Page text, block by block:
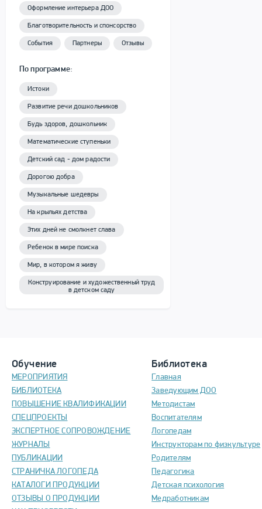
Оформление интерьера ДОО
Благотворительность и спонсорство
События Партнеры Отзывы
По программе:
Истоки
Развитие речи дошкольников
Будь здоров, дошкольник
Математические ступеньки
Детский сад - дом радости
Дорогою добра
Музыкальные шедевры
На крыльях детства
Этих дней не смолкнет слава
Ребенок в мире поиска
Мир, в котором я живу
Конструирование и художественный труд
в детском саду
Обучение
МЕРОПРИЯТИЯ
БИБЛИОТЕКА
ПОВЫШЕНИЕ КВАЛИФИКАЦИИ
СПЕЦПРОЕКТЫ
ЭКСПЕРТНОЕ СОПРОВОЖДЕНИЕ
ЖУРНАЛЫ
ПУБЛИКАЦИИ
СТРАНИЧКА ЛОГОПЕДА
КАТАЛОГИ ПРОДУКЦИИ
ОТЗЫВЫ О ПРОДУКЦИИ
Библиотека
Главная
Заведующим ДОО
Методистам
Воспитателям
Логопедам
Инструкторам по физкультуре
Родителям
Педагогика
Детская психология
Медработникам